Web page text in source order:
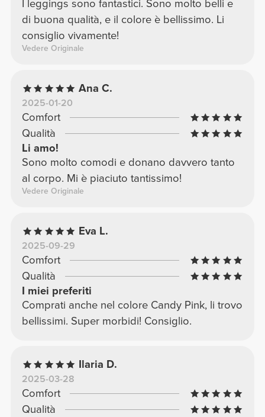
I leggings sono fantastici. Sono molto belli e
di buona qualità, e il colore è bellissimo. Li
consiglio vivamente!
Vedere Originale
Ana C.
2025-01-20
Comfort
Qualità
Li amo!
Sono molto comodi e donano davvero tanto
al corpo. Mi è piaciuto tantissimo!
Vedere Originale
Eva L.
2025-09-29
Comfort
Qualità
I miei preferiti
Comprati anche nel colore Candy Pink, li trovo
bellissimi. Super morbidi! Consiglio.
Ilaria D.
2025-03-28
Comfort
Qualità